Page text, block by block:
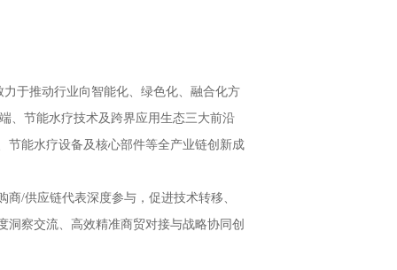
于推动行业向智能化、绿色化、融合化方
、节能水疗技术及跨界应用生态三大前沿
节能水疗设备及核心部件等全产业链创新成
/供应链代表深度参与，促进技术转移、
察交流、高效精准商贸对接与战略协同创